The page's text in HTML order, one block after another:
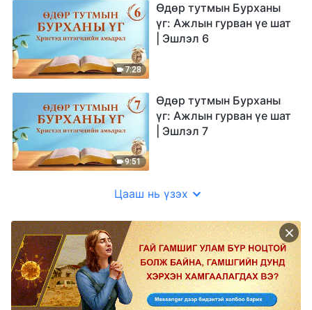
7:28
Өдөр тутмын Бурханы
үг: Ажлын гурван үе шат
| Эшлэл 6
9:51
Өдөр тутмын Бурханы
үг: Ажлын гурван үе шат
| Эшлэл 7
Цааш нь үзэх